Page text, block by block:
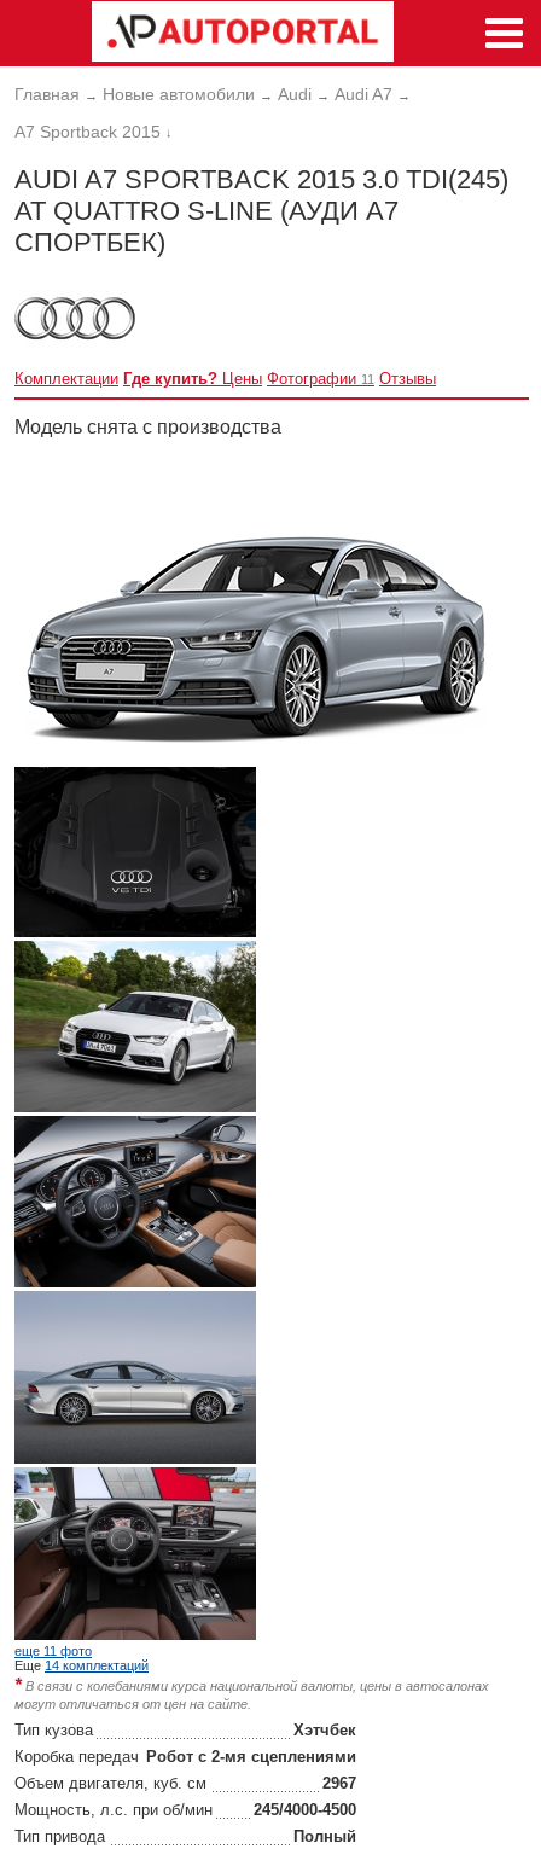
Главная → Новые автомобили → Audi → Audi A7 →
A7 Sportback 2015 ↓
AUDI A7 SPORTBACK 2015 3.0 TDI(245)
AT QUATTRO S-LINE (АУДИ А7
СПОРТБЕК)
Комплектации Где купить? Цены Фотографии 11 Отзывы
Модель снята с производства
еще 11 фото
Еще 14 комплектаций
*В связи с колебаниями курса национальной валюты, цены в автосалонах
могут отличаться от цен на сайте.
Тип кузова
Хэтчбек
Коробка передач Робот с 2-мя сцеплениями
Объем двигателя, куб. см
2967
Мощность, л.с. при об/мин
245/4000-4500
Тип привода
Полный